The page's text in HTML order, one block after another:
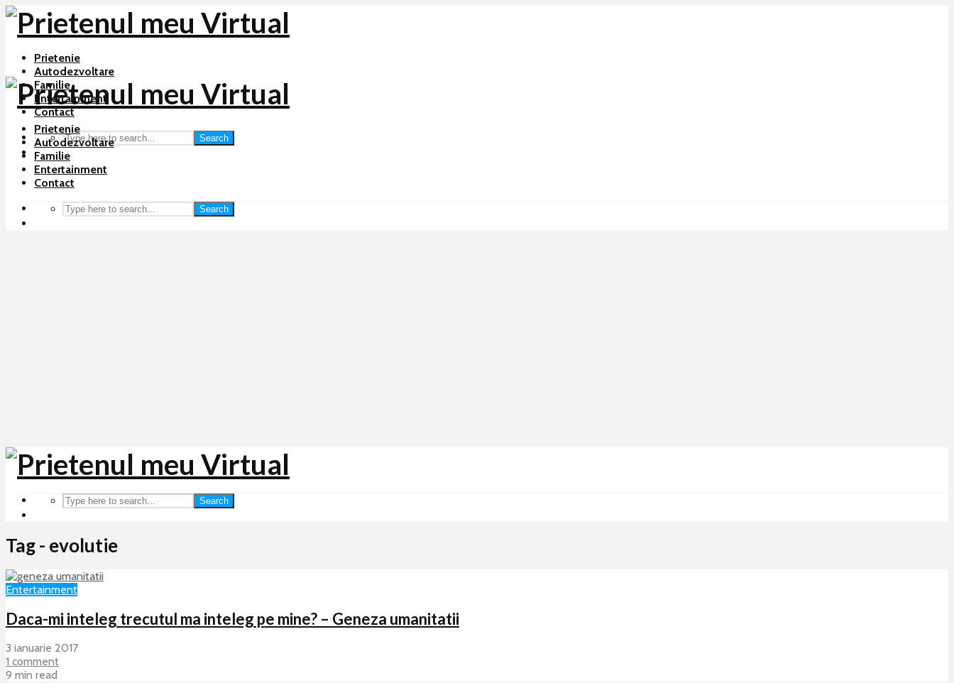
Prietenie
Autodezvoltare
Familie
Entertainment
Contact
Search
Prietenie
Autodezvoltare
Familie
Entertainment
Contact
Search
Search
Tag - evolutie
Entertainment
Daca-mi inteleg trecutul ma inteleg pe mine? – Geneza umanitatii
3 ianuarie 2017
1 comment
9 min read